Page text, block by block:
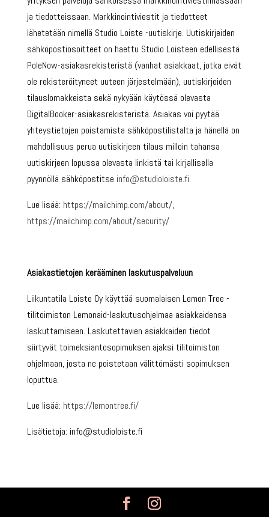
ja tiedotteissaan. Markkinointiviestit ja tiedotteet
lähetetään nimellä Studio Loiste -uutiskirje. Uutiskirjeiden
sähköpostiosoitteet on haettu Studio Loisteen edellisestä
PoleNow-asiakasrekisteristä (vanhat asiakkaat, jotka eivät
ole rekisteröityneet uuteen järjestelmään), uutiskirjeiden
tilauslomakkeista sekä nykyään käytössä olevasta
DigitalBooker-asiakasrekisteristä. Asiakas voi pyytää
yhteystietojen poistamista sähköpostilistalta ja hänellä on
mahdollisuus perua uutiskirjeen tilaus milloin tahansa
uutiskirjeen lopussa olevasta linkistä tai kirjallisella
pyynnöllä sähköpostitse info@studioloiste.fi.
Lue lisää: https://mailchimp.com/about/,
https://mailchimp.com/about/security/
Asiakastietojen kerääminen laskutuspalveluun
Liikuntatila Loiste Oy käyttää suomalaisen Lemon Tree -
tilitoimiston Lemonaid-laskutusohjelmaa asiakkaidensa
laskuttamiseen. Laskutettavien asiakkaiden tiedot
siirtyvät toimeksiantosopimuksen ajaksi tilitoimiston
ohjelmaan, josta ne poistetaan välittömästi sopimuksen
loputtua.
Lue lisää: https://lemontree.fi/
Lisätietoja: info@studioloiste.fi